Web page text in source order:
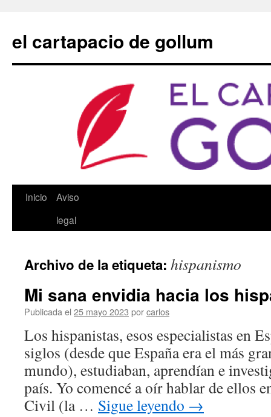
contenido
el cartapacio de gollum
Inicio
Aviso
legal
Archivo de la etiqueta: hispanismo
Mi sana envidia hacia los
Publicada el 25 mayo 2023 porcarlos
Los hispanistas, esos especialistas en
siglos (desde que España era el más
mundo), estudiaban, aprendían e
país. Yo comencé a oír hablar de ellos
Civil (la … Sigue leyendo →